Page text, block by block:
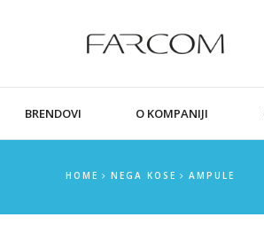
BRENDOVI O KOMPANIJI
HOME NEGA KOSE AMPULE